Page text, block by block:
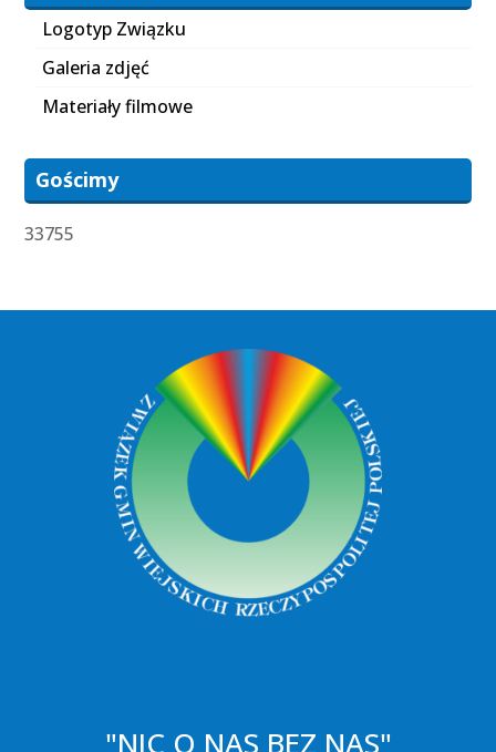
Logotyp Związku
Galeria zdjęć
Materiały filmowe
Gościmy
33755
"NIC O NAS BEZ NAS"